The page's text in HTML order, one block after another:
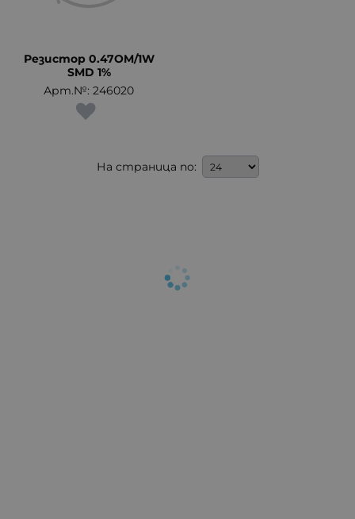
Резистор 0.47OM/1W
SMD 1%
Арт.№: 246020
На страница по: